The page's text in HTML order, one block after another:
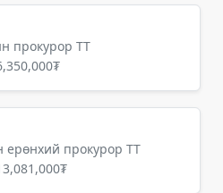
прокурор ТТ
ерөнхий прокурор ТТ